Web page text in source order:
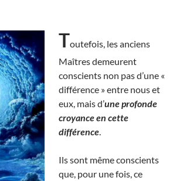
Toutefois, les anciens
Maîtres demeurent
conscients non pas d’une «
différence » entre nous et
eux, mais d’une profonde
croyance en cette
différence
Ils sont même conscients
que, pour une fois, ce